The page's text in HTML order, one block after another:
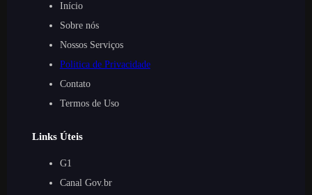
Início
Sobre nós
Nossos Serviços
Politica de Privacidade
Contato
Termos de Uso
Links Úteis
G1
Canal Gov.br